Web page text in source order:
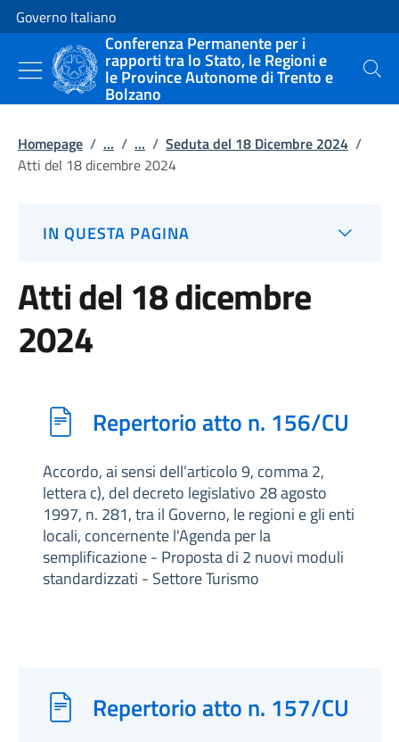
Vai al contenuto
Vai alla navigazione del sito
Governo Italiano
Conferenza Permanente per i
rapporti tra lo Stato, le Regioni e
le Province Autonome di Trento e
Bolzano
Cerca
Homepage / ... / ... / Seduta del 18 Dicembre 2024 /
Atti del 18 dicembre 2024
IN QUESTA PAGINA
Atti del 18 dicembre
2024
Repertorio atto n. 156/CU
Accordo, ai sensi dell’articolo 9, comma 2,
lettera c), del decreto legislativo 28 agosto
1997, n. 281, tra il Governo, le regioni e gli enti
locali, concernente l'Agenda per la
semplificazione - Proposta di 2 nuovi moduli
standardizzati - Settore Turismo
Repertorio atto n. 157/CU